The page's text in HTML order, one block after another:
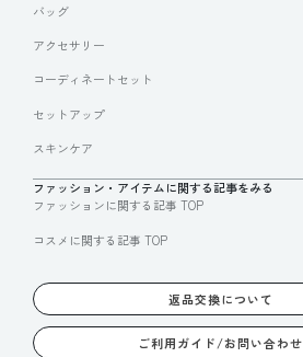
バッグ
アクセサリー
コーディネートセット
セットアップ
スキンケア
ファッション・アイテムに関する記事をみる
ファッションに関する記事 TOP
コスメに関する記事 TOP
返品交換について
ご利用ガイド/お問い合わせ